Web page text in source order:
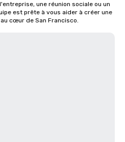
une réunion sociale ou un
est prête à vous aider à créer une
cœur de San Francisco.